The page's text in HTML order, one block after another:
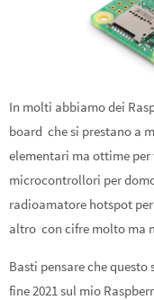
In molti abbiamo dei
board che si prestano a
elementari ma ottime
microcontrollori per
radioamatore hotspot
altro con cifre molto ma
Basti pensare che
fine 2021 sul mio